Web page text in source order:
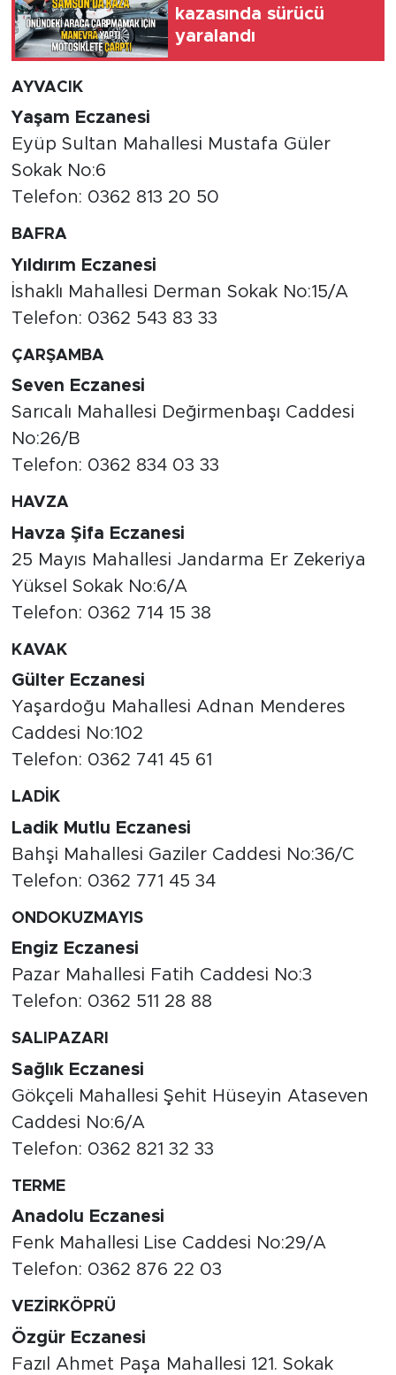
kazasında sürücü
yaralandı
AYVACIK
Yaşam Eczanesi
Eyüp Sultan Mahallesi Mustafa Güler
Sokak No:6
Telefon: 0362 813 20 50
BAFRA
Yıldırım Eczanesi
İshaklı Mahallesi Derman Sokak No:15/A
Telefon: 0362 543 83 33
ÇARŞAMBA
Seven Eczanesi
Sarıcalı Mahallesi Değirmenbaşı Caddesi
No:26/B
Telefon: 0362 834 03 33
HAVZA
Havza Şifa Eczanesi
25 Mayıs Mahallesi Jandarma Er Zekeriya
Yüksel Sokak No:6/A
Telefon: 0362 714 15 38
KAVAK
Gülter Eczanesi
Yaşardoğu Mahallesi Adnan Menderes
Caddesi No:102
Telefon: 0362 741 45 61
LADİK
Ladik Mutlu Eczanesi
Bahşi Mahallesi Gaziler Caddesi No:36/C
Telefon: 0362 771 45 34
ONDOKUZMAYIS
Engiz Eczanesi
Pazar Mahallesi Fatih Caddesi No:3
Telefon: 0362 511 28 88
SALIPAZARI
Sağlık Eczanesi
Gökçeli Mahallesi Şehit Hüseyin Ataseven
Caddesi No:6/A
Telefon: 0362 821 32 33
TERME
Anadolu Eczanesi
Fenk Mahallesi Lise Caddesi No:29/A
Telefon: 0362 876 22 03
VEZİRKÖPRÜ
Özgür Eczanesi
Fazıl Ahmet Paşa Mahallesi 121. Sokak